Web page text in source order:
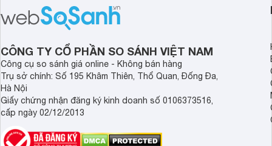
CÔNG TY CỔ PHẦN SO SÁNH VIỆT NAM
Công cụ so sánh giá online - Không bán hàng
Trụ sở chính: Số 195 Khâm Thiên, Thổ Quan, Đống Đa,
Hà Nội
Giấy chứng nhận đăng ký kinh doanh số 0106373516,
cấp ngày 02/12/2013